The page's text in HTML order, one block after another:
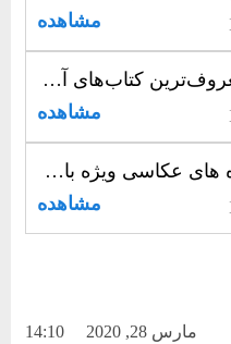
مشاهده
بهترین و معروف‌ترین کتاب‌های آموزش عکاسی
مشاهده
بهترین دوره های عکاسی ویژه بازار کار
مشاهده
مارس 28, 2020 14:10